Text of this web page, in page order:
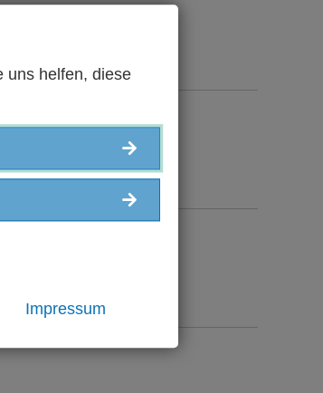
uns helfen, diese
Impressum
BDLT 2018
Sprache)